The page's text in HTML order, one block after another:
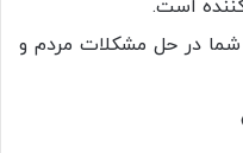
است.
در حل مشکلات مردم و